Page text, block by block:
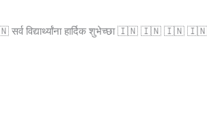
हार्दिक शुभेच्छा 🇮🇳 🇮🇳